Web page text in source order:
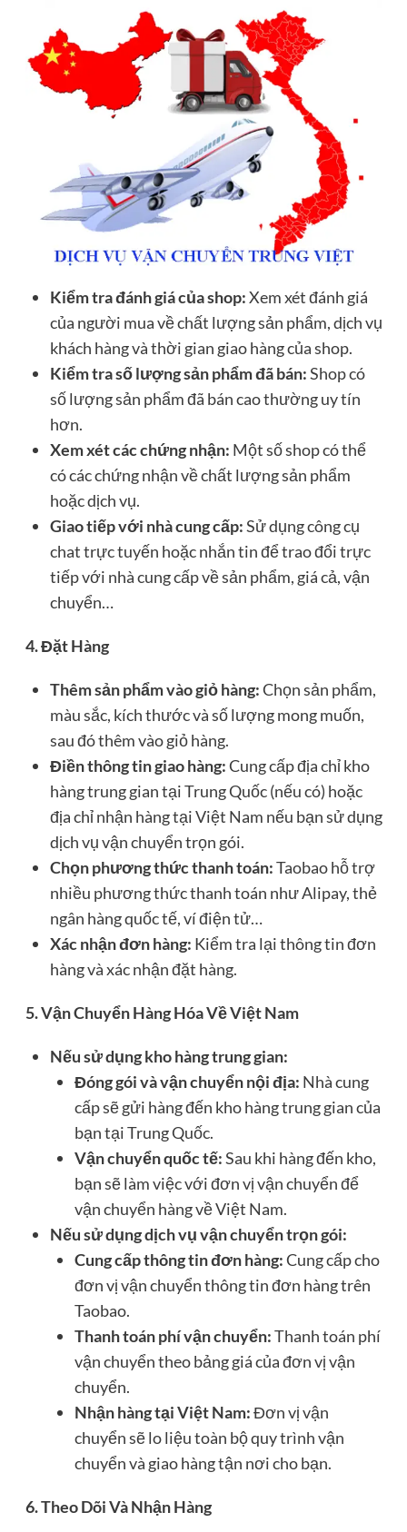
Kiểm tra đánh giá của shop:Xem xét đánh giá
của người mua về chất lượng sản phẩm, dịch vụ
khách hàng và thời gian giao hàng của shop.
Kiểm tra số lượng sản phẩm đã bán:Shop có
số lượng sản phẩm đã bán cao thường uy tín
hơn.
Xem xét các chứng nhận: Một số shop có thể
có các chứng nhận về chất lượng sản phẩm
hoặc dịch vụ.
Giao tiếp với nhà cung cấp:Sử dụng công cụ
chat trực tuyến hoặc nhắn tin để trao đổi trực
tiếp với nhà cung cấp về sản phẩm, giá cả, vận
chuyển…
4. Đặt Hàng
Thêm sản phẩm vào giỏ hàng:Chọn sản phẩm,
màu sắc, kích thước và số lượng mong muốn,
sau đó thêm vào giỏ hàng.
Điền thông tin giao hàng:Cung cấp địa chỉ kho
hàng trung gian tại Trung Quốc (nếu có) hoặc
địa chỉ nhận hàng tại Việt Nam nếu bạn sử dụng
dịch vụ vận chuyển trọn gói.
Chọn phương thức thanh toán:Taobao hỗ trợ
nhiều phương thức thanh toán như Alipay, thẻ
ngân hàng quốc tế, ví điện tử…
Xác nhận đơn hàng: Kiểm tra lại thông tin đơn
hàng và xác nhận đặt hàng.
5. Vận Chuyển Hàng Hóa Về Việt Nam
Nếu sử dụng kho hàng trung gian:
Đóng gói và vận chuyển nội địa: Nhà cung
cấp sẽ gửi hàng đến kho hàng trung gian của
bạn tại Trung Quốc.
Vận chuyển quốc tế:Sau khi hàng đến kho,
bạn sẽ làm việc với đơn vị vận chuyển để
vận chuyển hàng về Việt Nam.
Nếu sử dụng dịch vụ vận chuyển trọn gói:
Cung cấp thông tin đơn hàng:Cung cấp cho
đơn vị vận chuyển thông tin đơn hàng trên
Taobao.
Thanh toán phí vận chuyển:Thanh toán phí
vận chuyển theo bảng giá của đơn vị vận
chuyển.
Nhận hàng tại Việt Nam:Đơn vị vận
chuyển sẽ lo liệu toàn bộ quy trình vận
chuyển và giao hàng tận nơi cho bạn.
6. Theo Dõi Và Nhận Hàng